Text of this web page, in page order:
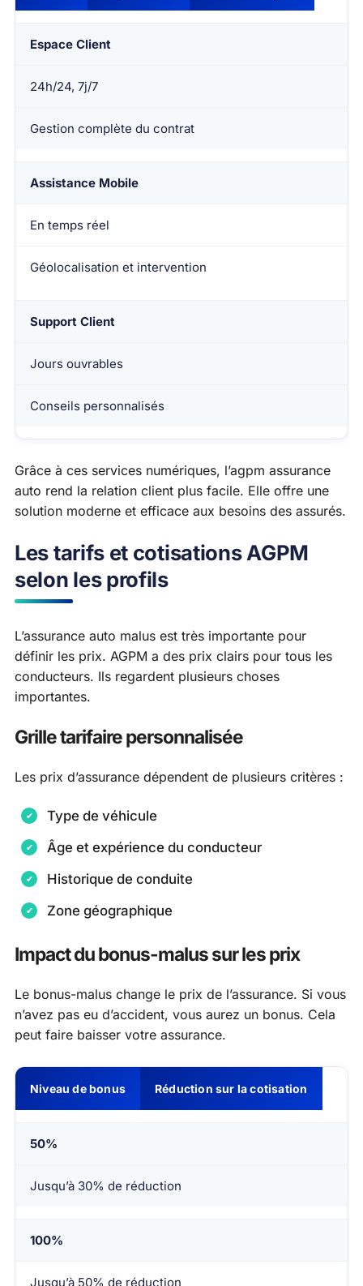
Espace Client
24h/24, 7j/7
Gestion complète du contrat
Assistance Mobile
En temps réel
Géolocalisation et intervention
Support Client
Jours ouvrables
Conseils personnalisés
Grâce à ces services numériques, l’agpm assurance
auto rend la relation client plus facile. Elle offre une
solution moderne et efficace aux besoins des assurés.
Les tarifs et cotisations AGPM
selon les profils
L’assurance auto malus est très importante pour
définir les prix. AGPM a des prix clairs pour tous les
conducteurs. Ils regardent plusieurs choses
importantes.
Grille tarifaire personnalisée
Les prix d’assurance dépendent de plusieurs critères :
Type de véhicule
Âge et expérience du conducteur
Historique de conduite
Zone géographique
Impact du bonus-malus sur les prix
Le bonus-malus change le prix de l’assurance. Si vous
n’avez pas eu d’accident, vous aurez un bonus. Cela
peut faire baisser votre assurance.
Niveau de bonus Réduction sur la cotisation
50%
Jusqu’à 30% de réduction
100%
Jusqu’à 50% de réduction